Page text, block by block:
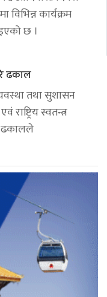
विभिन्न कार्यक्रम
छ ।
ढकाल
तथा सुशासन
स्वतन्त्र
ढकालले